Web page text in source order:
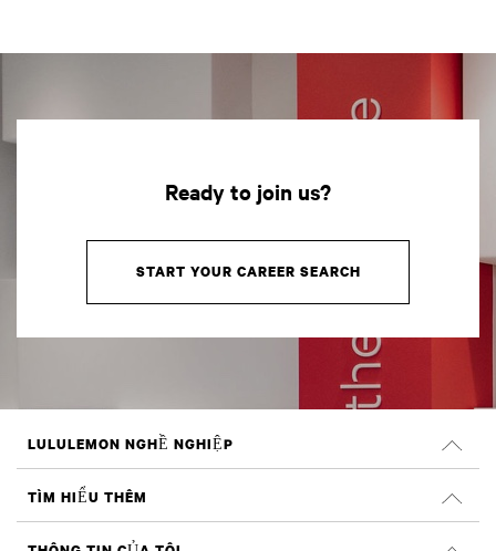
Ready to join us?
START YOUR CAREER SEARCH
LULULEMON NGHỀ NGHIỆP
Nghề nghiệp
TÌM VIỆC LÀM
TÌM HIỂU THÊM
Đánh giá trên Glassdoor